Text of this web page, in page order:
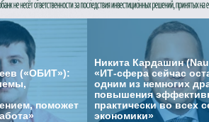
(«ОБИТ»):
поможет
Никита Кардашин
«ИТ-сфера сейчас
одним из немногих
повышения
практически во всех
экономики»